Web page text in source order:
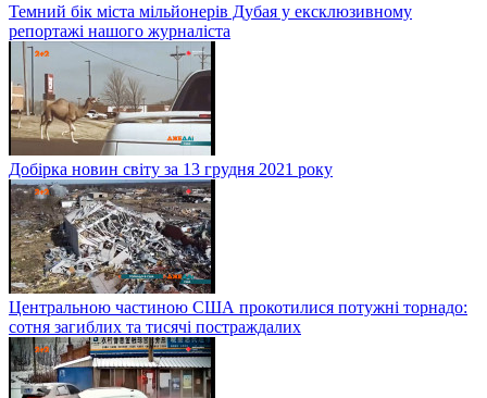
Темний бік міста мільйонерів Дубая у ексклюзивному
репортажі нашого журналіста
Добірка новин світу за 13 грудня 2021 року
Центральною частиною США прокотилися потужні торнадо:
сотня загиблих та тисячі постраждалих